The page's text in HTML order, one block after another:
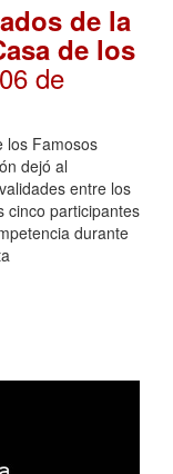
de la
de los
de
los Famosos
dejó al
entre los
cinco participantes
durante